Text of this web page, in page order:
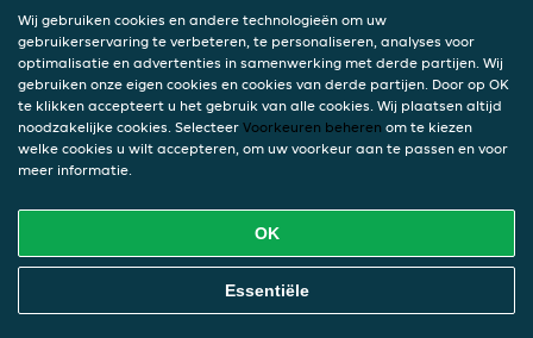
Wij gebruiken cookies en andere technologieën om uw
gebruikerservaring te verbeteren, te personaliseren, analyses voor
optimalisatie en advertenties in samenwerking met derde partijen. Wij
gebruiken onze eigen cookies en cookies van derde partijen. Door op OK
te klikken accepteert u het gebruik van alle cookies. Wij plaatsen altijd
noodzakelijke cookies. Selecteer Voorkeuren beheren om te kiezen
welke cookies u wilt accepteren, om uw voorkeur aan te passen en voor
meer informatie.
OK
Essentiële